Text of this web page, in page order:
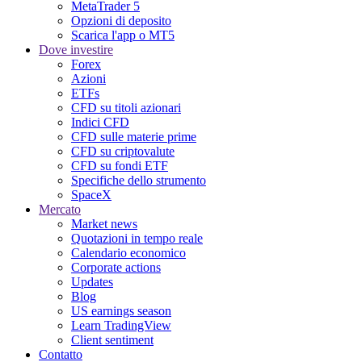
MetaTrader 5
Opzioni di deposito
Scarica l'app o MT5
Dove investire
Forex
Azioni
ETFs
CFD su titoli azionari
Indici CFD
CFD sulle materie prime
CFD su criptovalute
CFD su fondi ETF
Specifiche dello strumento
SpaceX
Mercato
Market news
Quotazioni in tempo reale
Calendario economico
Corporate actions
Updates
Blog
US earnings season
Learn TradingView
Client sentiment
Contatto